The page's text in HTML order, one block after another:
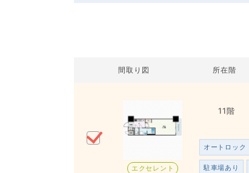
間取り図 所在階
エクセレント
11階
オートロック
駐車場あり